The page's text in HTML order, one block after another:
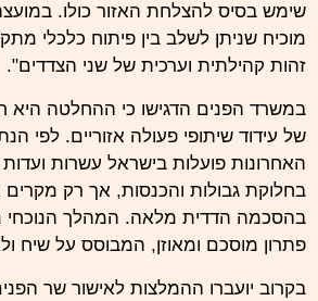
שימש בסיס להצלחת האזור כולו.
מוכיח שניתן לשלב בין פיתוח כלכלי
זהות קהילתית וערכית של שני הצדדים".
במשרד הפנים הדגישו כי ההחלטה היא
של עידוד שיתופי פעולה אזוריים. לפי
האחרונות פועלות בישראל עשרות ועדות
בחלוקת גבולות והכנסות, אך רק
בהסכמה הדדית מלאה. המהלך הנוכחי
פתרון מוסכם ומאוזן, המבוסס על שיח
בקרוב יועברו ההמלצות לאישור שר